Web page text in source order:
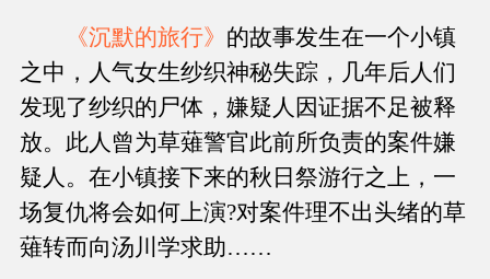
《沉默的旅行》 的故事发生在一个小镇
之中，人气女生纱织神秘失踪，几年后人们
发现了纱织的尸体，嫌疑人因证据不足被释
放。此人曾为草薙警官此前所负责的案件嫌
疑人。在小镇接下来的秋日祭游行之上，一
场复仇将会如何上演?对案件理不出头绪的草
薙转而向汤川学求助……